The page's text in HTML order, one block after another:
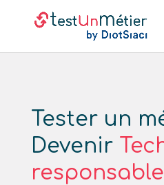
Tester un
Devenir
responsable